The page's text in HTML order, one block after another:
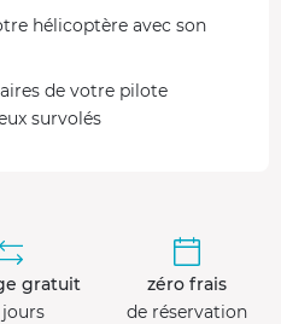
hélicoptère avec son
de votre pilote
survolés
gratuit
zéro frais
de réservation